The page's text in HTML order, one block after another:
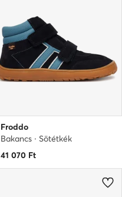
Froddo
Bakancs · Sötétkék
41 070 Ft